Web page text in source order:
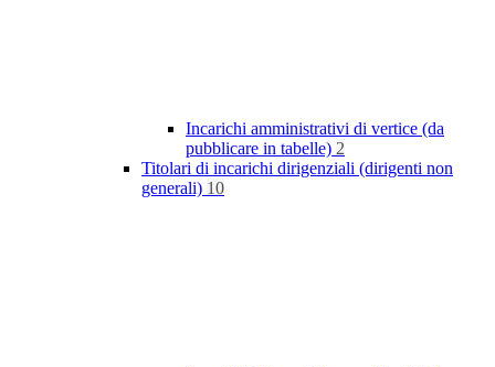
Incarichi amministrativi di vertice (da
pubblicare in tabelle) 2
Titolari di incarichi dirigenziali (dirigenti non
generali) 10